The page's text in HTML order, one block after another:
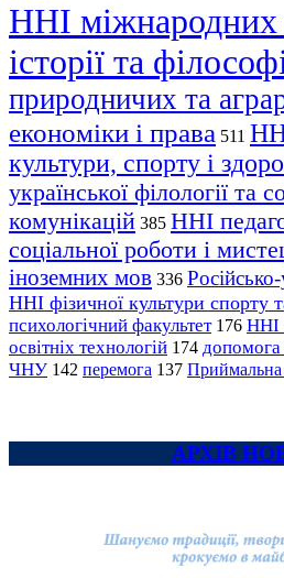
ННІ міжнародних
історії та
природничих та
економіки і права 511
культури, спорту і
української філології та
комунікацій 385 ННІ
соціальної роботи і
іноземних мов 336
ННІ фізичної культури спорту
психологічний факультет 176 ННІ
освітніх технологій 174
ЧНУ 142 перемога 137 Приймальна
АРХІВ